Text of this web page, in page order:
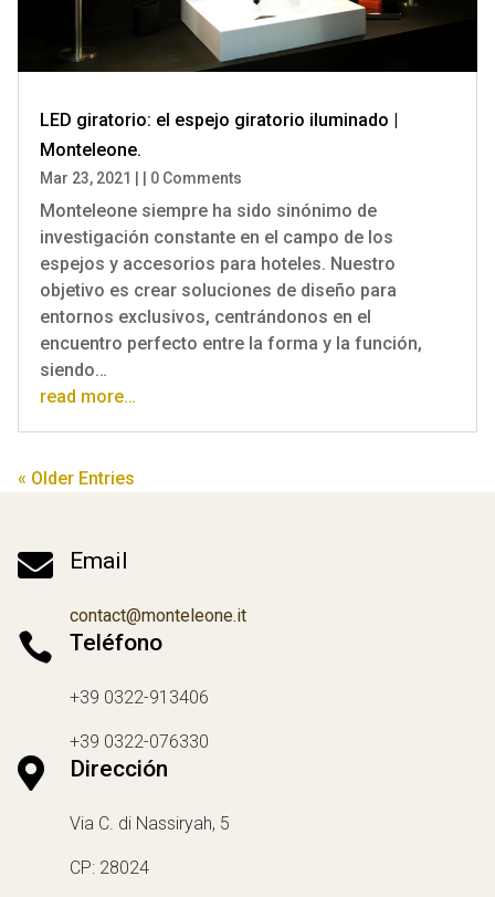
LED giratorio: el espejo giratorio iluminado |
Monteleone.
Mar 23, 2021 0 Comments
Monteleone siempre ha sido sinónimo de
investigación constante en el campo de los
espejos y accesorios para hoteles. Nuestro
objetivo es crear soluciones de diseño para
entornos exclusivos, centrándonos en el
encuentro perfecto entre la forma y la función,
siendo…
read more…
« Older Entries
 Email
contact@monteleone.it
 Teléfono
+39 0322-913406
+39 0322-076330
 Dirección
Via C. di Nassiryah, 5
CP: 28024